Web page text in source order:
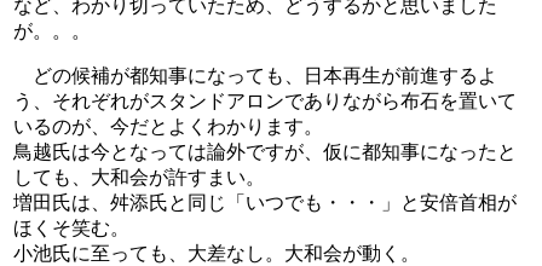
など、わかり切っていたため、どうするかと思いました
が。。。
どの候補が都知事になっても、日本再生が前進するよ
う、それぞれがスタンドアロンでありながら布石を置いて
いるのが、今だとよくわかります。
鳥越氏は今となっては論外ですが、仮に都知事になったと
しても、大和会が許すまい。
増田氏は、舛添氏と同じ「いつでも・・・」と安倍首相が
ほくそ笑む。
小池氏に至っても、大差なし。大和会が動く。